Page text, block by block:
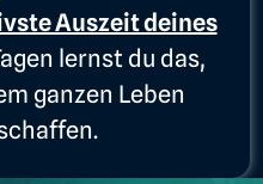
Auszeit deines
lernst du das,
ganzen Leben